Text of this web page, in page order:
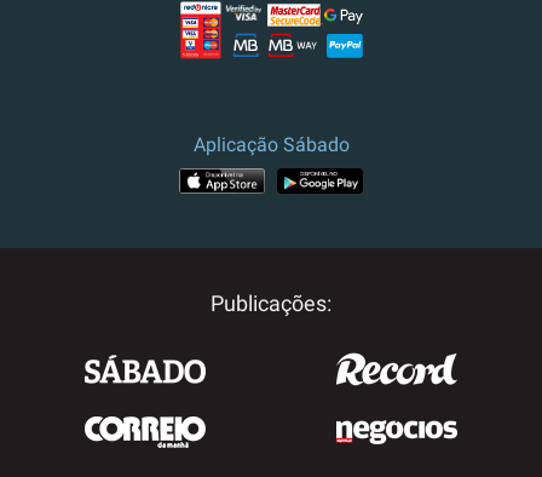
Aplicação Sábado
Publicações: